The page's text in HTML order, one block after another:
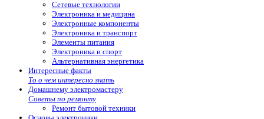
Сетевые технологии
Электроника и медицина
Электронные компоненты
Электроника и транспорт
Элементы питания
Электроника и спорт
Альтернативная энергетика
Интересные факты
То о чем интересно знать
Домашнему электромастеру
Советы по ремонту
Ремонт бытовой техники